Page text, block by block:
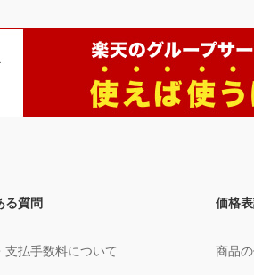
る質問
支払手数料について
価格
商品